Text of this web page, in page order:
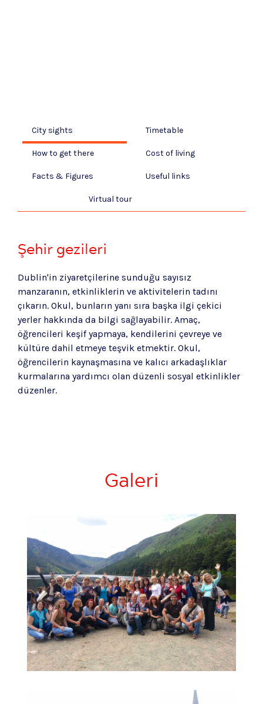
City sights Timetable
How to get there Cost of living
Facts & Figures Useful links
Virtual tour
Şehir gezileri
Dublin'in ziyaretçilerine sunduğu sayısız
manzaranın, etkinliklerin ve aktivitelerin tadını
çıkarın. Okul, bunların yanı sıra başka ilgi çekici
yerler hakkında da bilgi sağlayabilir. Amaç,
öğrencileri keşif yapmaya, kendilerini çevreye ve
kültüre dahil etmeye teşvik etmektir. Okul,
öğrencilerin kaynaşmasına ve kalıcı arkadaşlıklar
kurmalarına yardımcı olan düzenli sosyal etkinlikler
düzenler.
Galeri